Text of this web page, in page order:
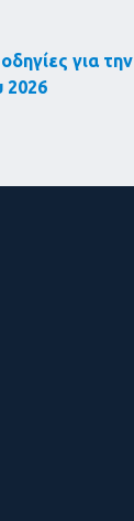
για την
2026